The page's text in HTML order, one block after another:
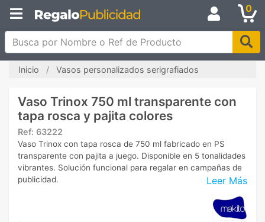
0
Busca por Nombre o Ref de Producto
Inicio Vasos personalizados serigrafiados
Vaso Trinox 750 ml transparente con
tapa rosca y pajita colores
Ref: 63222
Leer Más
Vaso Trinox con tapa rosca de 750 ml fabricado en PS
transparente con pajita a juego. Disponible en 5 tonalidades
vibrantes. Solución funcional para regalar en campañas de
publicidad.